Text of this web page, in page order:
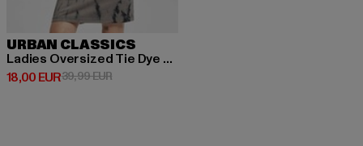
URBAN CLASSICS
Ladies Oversized Tie Dye Hoody
18,00 EUR
Derzeitiger Preis: 18,00 EUR
39,99 EURAktionspreis: 39,99 EUR